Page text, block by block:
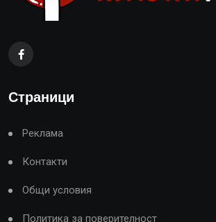
Страници
Реклама
Контакти
Общи условия
Политика за поверителност